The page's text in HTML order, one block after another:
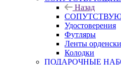
Назад
Удостоверения
Футляры
Ленты
Колодки
ПОДАРОЧНЫЕ